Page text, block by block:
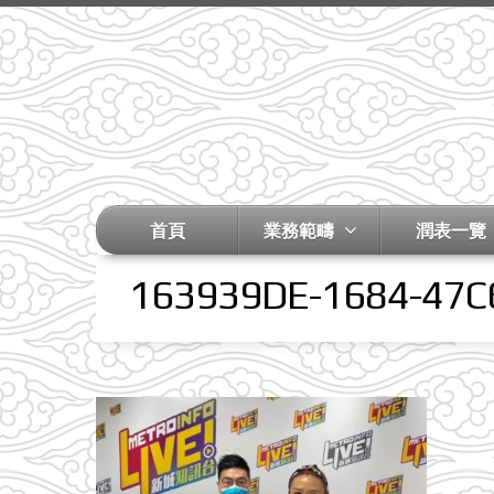
首頁 業務範疇 潤表一覽
163939DE-1684-